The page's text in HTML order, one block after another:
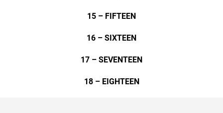
15 – FIFTEEN
16 – SIXTEEN
17 – SEVENTEEN
18 – EIGHTEEN